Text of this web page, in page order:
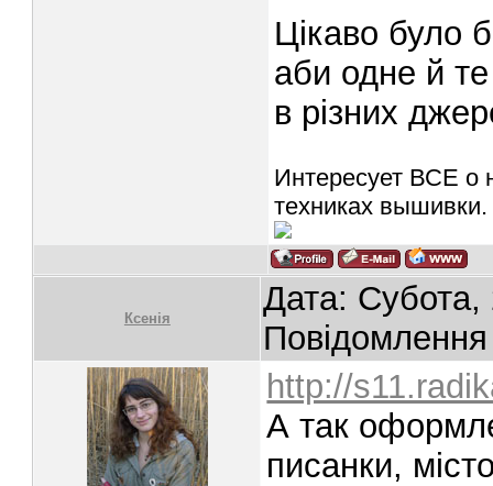
Цікаво було
аби одне й
в різних
Интересует ВСЕ о
техниках вышивки.
Ксенія
Дата:
http://
А так
писанки,